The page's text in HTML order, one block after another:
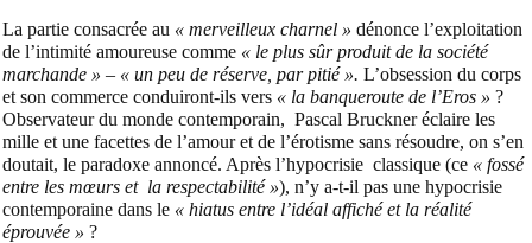
La partie consacrée au « merveilleux charnel » dénonce l’exploitation
de l’intimité amoureuse comme « le plus sûr produit de la société
marchande » – « un peu de réserve, par pitié ». L’obsession du corps
et son commerce conduiront-ils vers « la banqueroute de l’Eros » ?
Observateur du monde contemporain, Pascal Bruckner éclaire les
mille et une facettes de l’amour et de l’érotisme sans résoudre, on s’en
doutait, le paradoxe annoncé. Après l’hypocrisie classique (ce « fossé
entre les mœurs et la respectabilité »), n’y a-t-il pas une hypocrisie
contemporaine dans le « hiatus entre l’idéal affiché et la réalité
éprouvée » ?